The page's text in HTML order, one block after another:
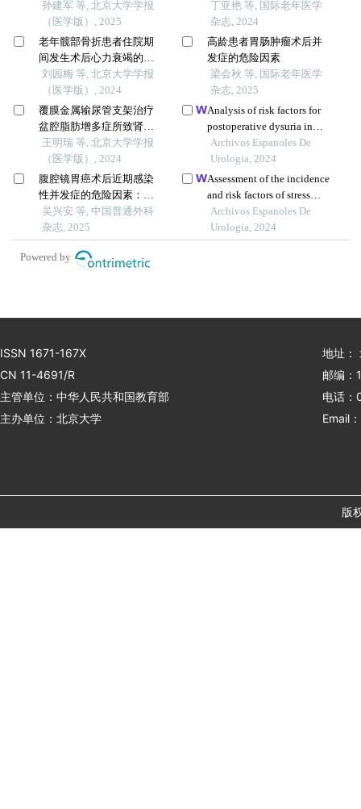
指导微创手术和康复的意
义
孙建军 等, 北京大学学报
（医学版）, 2025
老年髋部骨折患者住院期
间发生术后心力衰竭的列
线图预测模型的构建及验
证
刘园梅 等, 北京大学学报
（医学版）, 2024
覆膜金属输尿管支架治疗
盆腔脂肪增多症所致肾积
水的疗效
王明瑞 等, 北京大学学报
（医学版）, 2024
腹腔镜胃癌术后近期感染
性并发症的危险因素：单
中心1 572例回顾性分析
吴兴安 等, 中国普通外科
杂志, 2025
丁亚艳 等, 国际老年医学
杂志, 2024
高龄患者胃肠肿瘤术后并
发症的危险因素
梁会秋 等, 国际老年医学
杂志, 2025
Analysis of risk factors for
postoperative dysuria in
patients undergoing
thoracotomy under general
anaesthesia
Archivos Espanoles De
Urologia, 2024
Assessment of the incidence
and risk factors of stress
urinary incontinence in
women after cervical cancer
surgery: a single-centre
Archivos Espanoles De
Urologia, 2024
Powered by
ISSN 1671-167X
CN 11-4691/R
主管单位：中华人民共和国教育部
主办单位：北京大学
地址：
邮编：
电话
Email
版